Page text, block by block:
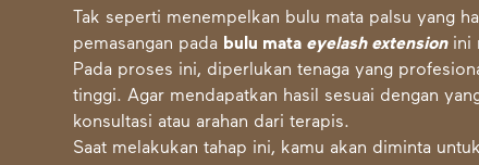
Tak seperti menempelkan bulu mata palsu yang
pemasangan pada bulu mata eyelash extensionini
Pada proses ini, diperlukan tenaga yang
tinggi. Agar mendapatkan hasil sesuai dengan
konsultasi atau arahan dari terapis.
Saat melakukan tahap ini, kamu akan diminta